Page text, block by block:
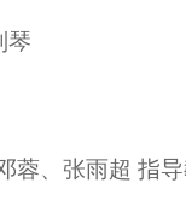
琴
蓉、张雨超 指